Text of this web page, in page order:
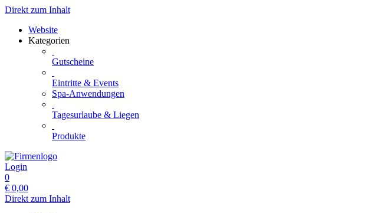
Direkt zum Inhalt
Website
Kategorien
Gutscheine
Eintritte & Events
Spa-Anwendungen
Tagesurlaube & Liegen
Produkte
Login
0
€ 0,00
Direkt zum Inhalt